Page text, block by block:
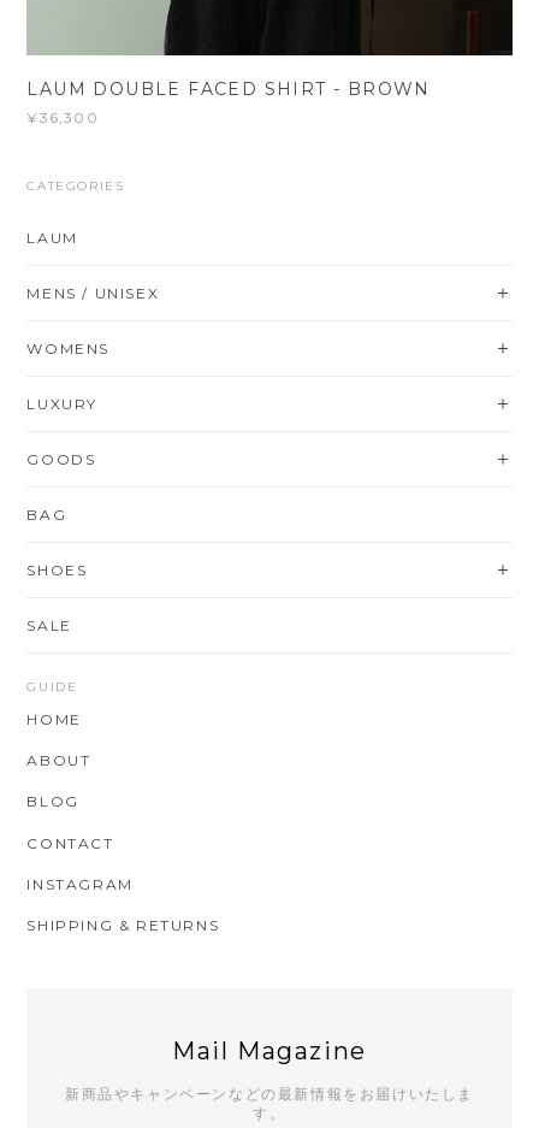
LAUM DOUBLE FACED SHIRT - BROWN
¥36,300
CATEGORIES
LAUM
MENS / UNISEX
WOMENS
LUXURY
GOODS
BAG
SHOES
SALE
GUIDE
HOME
ABOUT
BLOG
CONTACT
INSTAGRAM
SHIPPING & RETURNS
Mail Magazine
新商品やキャンペーンなどの最新情報をお届けいたしま
す。